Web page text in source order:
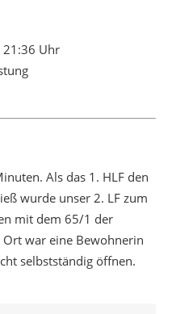
21:36 Uhr
Als das 1. HLF den
wurde unser 2. LF zum
mit dem 65/1 der
war eine Bewohnerin
selbstständig öffnen.